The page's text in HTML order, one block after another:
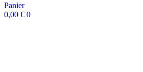
Panier
0,00 € 0